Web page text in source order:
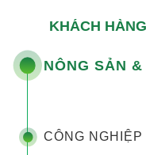
KHÁCH
NÔNG SẢN
CÔNG